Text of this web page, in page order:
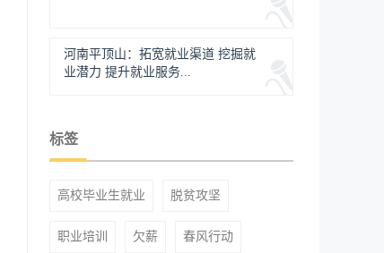
河南平顶山：拓宽就业渠道 挖掘就
业潜力 提升就业服务...
标签
高校毕业生就业 脱贫攻坚
职业培训 欠薪 春风行动